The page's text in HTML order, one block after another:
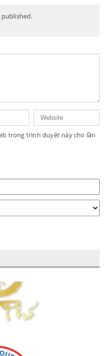
trong trình duyệt này cho lần